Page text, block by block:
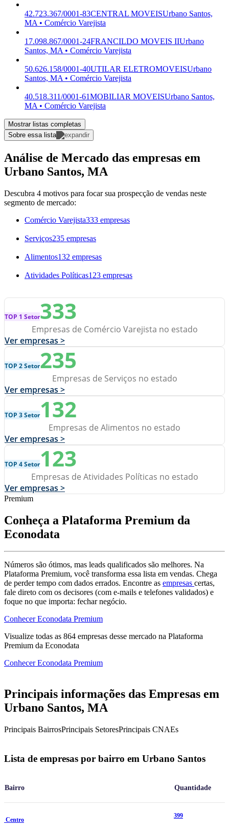
42.723.367/0001-83CENTRAL MOVEISUrbano Santos,
MA • Comércio Varejista
17.098.867/0001-24FRANCILDO MOVEIS IIUrbano
Santos, MA • Comércio Varejista
50.626.158/0001-40UTILAR ELETROMOVEISUrbano
Santos, MA • Comércio Varejista
40.518.311/0001-61MOBILIAR MOVEISUrbano Santos,
MA • Comércio Varejista
Mostrar listas completas
Sobre essa lista
Análise de Mercado das empresas em
Urbano Santos, MA
Descubra 4 motivos para focar sua prospecção de vendas neste
segmento de mercado:
Comércio Varejista333 empresas
Serviços235 empresas
Alimentos132 empresas
Atividades Políticas123 empresas
TOP 1 Setor333
Empresas de Comércio Varejista no estado
Ver empresas >
TOP 2 Setor235
Empresas de Serviços no estado
Ver empresas >
TOP 3 Setor132
Empresas de Alimentos no estado
Ver empresas >
TOP 4 Setor123
Empresas de Atividades Políticas no estado
Ver empresas >
Premium
Conheça a Plataforma Premium da
Econodata
Números são ótimos, mas leads qualificados são melhores. Na
Plataforma Premium, você transforma essa lista em vendas. Chega
de perder tempo com dados errados. Encontre as empresas certas,
fale direto com os decisores (com e-mails e telefones validados) e
foque no que importa: fechar negócio.
Conhecer Econodata Premium
Visualize todas as 864 empresas desse mercado na Plataforma
Premium da Econodata
Conhecer Econodata Premium
Principais informações das Empresas em
Urbano Santos, MA
Principais BairrosPrincipais SetoresPrincipais CNAEs
Lista de empresas por bairro em Urbano Santos
Bairro Quantidade
Centro
399